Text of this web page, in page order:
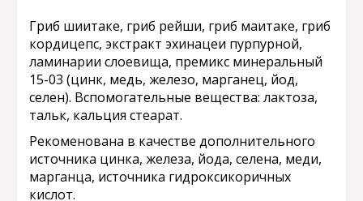
Гриб шиитаке, гриб рейши, гриб маитаке, гриб
кордицепс, экстракт эхинацеи пурпурной,
ламинарии слоевища, премикс минеральный
15-03 (цинк, медь, железо, марганец, йод,
селен). Вспомогательные вещества: лактоза,
тальк, кальция стеарат.
Рекоменована в качестве дополнительного
источника цинка, железа, йода, селена, меди,
марганца, источника гидроксикоричных
кислот.